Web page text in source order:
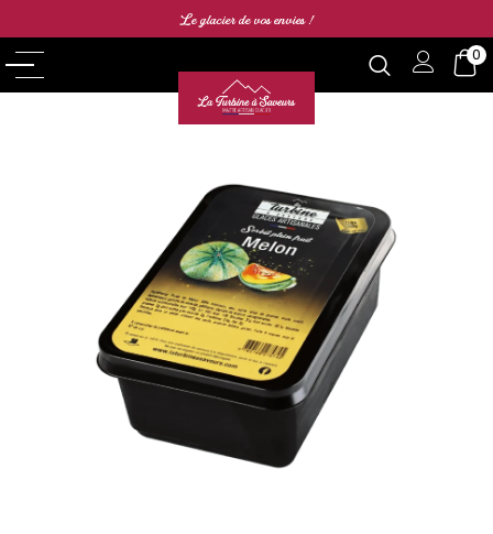
Le glacier de vos envies !
0